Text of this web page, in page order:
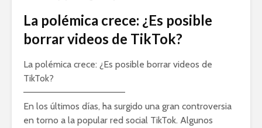
La polémica crece: ¿Es posible
borrar videos de TikTok?
La polémica crece: ¿Es posible borrar videos de
TikTok?
———————————————–
En los últimos días, ha surgido una gran controversia
en torno a la popular red social TikTok. Algunos